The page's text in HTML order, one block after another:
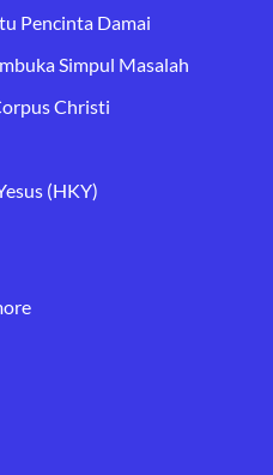
Pencinta Damai
Simpul Masalah
Christi
(HKY)